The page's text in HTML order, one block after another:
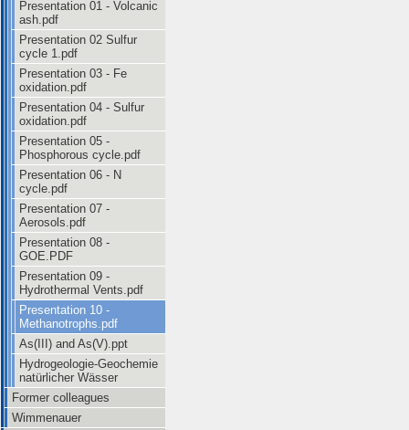
Presentation 01 - Volcanic
ash.pdf
Presentation 02 Sulfur
cycle 1.pdf
Presentation 03 - Fe
oxidation.pdf
Presentation 04 - Sulfur
oxidation.pdf
Presentation 05 -
Phosphorous cycle.pdf
Presentation 06 - N
cycle.pdf
Presentation 07 -
Aerosols.pdf
Presentation 08 -
GOE.PDF
Presentation 09 -
Hydrothermal Vents.pdf
Presentation 10 -
Methanotrophs.pdf
As(III) and As(V).ppt
Hydrogeologie-Geochemie
natürlicher Wässer
Former colleagues
Wimmenauer